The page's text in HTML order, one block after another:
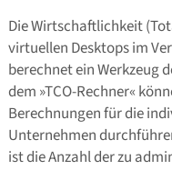
Die Wirtschaftlichkeit
virtuellen Desktops im
berechnet ein Werkzeug
dem »TCO-Rechner«
Berechnungen für die
Unternehmen
ist die Anzahl der zu